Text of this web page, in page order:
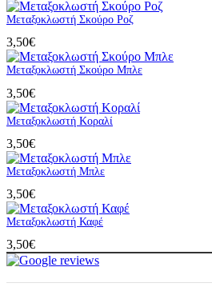
Μεταξοκλωστή Σκούρο Ροζ
3,50€
Μεταξοκλωστή Σκούρο Μπλε
3,50€
Μεταξοκλωστή Κοραλί
3,50€
Μεταξοκλωστή Μπλε
3,50€
Μεταξοκλωστή Καφέ
3,50€